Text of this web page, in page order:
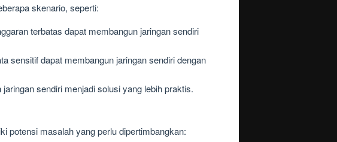
skenario, seperti:
terbatas dapat membangun jaringan sendiri
sensitif dapat membangun jaringan sendiri dengan
sendiri menjadi solusi yang lebih praktis.
potensi masalah yang perlu dipertimbangkan: